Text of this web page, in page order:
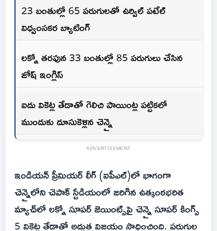
23 బంతుల్లో 65 పరుగులతో ఉర్విల్ పటేల్
విధ్వంసకర బ్యాటింగ్
లక్నో తరఫున 33 బంతుల్లో 85 పరుగులు చేసిన
జోష్ ఇంగ్లిస్
ఐదు వికెట్ల తేడాతో గెలిచి పాయింట్ల పట్టికలో
ముందుకు దూసుకెళ్లిన చెన్నై
ADVERTISEMENT
ఇండియన్ ప్రీమియర్ లీగ్ (ఐపీఎల్)లో భాగంగా
చెన్నైలోని చెపాక్ స్టేడియంలో జరిగిన ఉత్కంఠభరిత
మ్యాచ్‌లో లక్నో సూపర్ జెయింట్స్‌పై చెన్నై సూపర్ కింగ్స్
5 వికెట్ల తేడాతో అద్భుత విజయం సాధించింది. పరుగుల